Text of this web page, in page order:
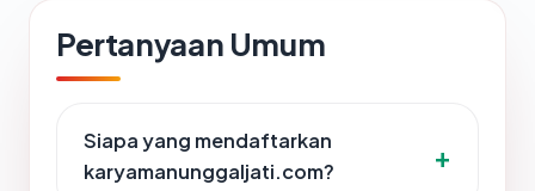
Pertanyaan Umum
Siapa yang mendaftarkan
karyamanunggaljati.com?